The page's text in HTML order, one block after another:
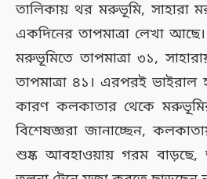
তালিকায় থর মরুভূমি, সাহারা
একদিনের তাপমাত্রা লেখা
মরুভূমিতে তাপমাত্রা ৩১,
তাপমাত্রা ৪১। এরপরই
কারণ কলকাতার থেকে
বিশেষজ্ঞরা জানাচ্ছেন,
শুষ্ক আবহাওয়ায় গরম বাড়ছে,